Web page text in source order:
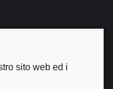
sito web ed i